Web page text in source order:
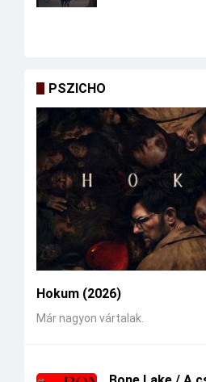
PSZICHO
Hokum (2026)
Már nagyon vártalak.